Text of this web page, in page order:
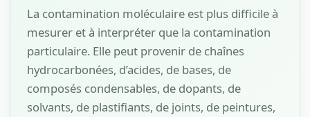
La contamination moléculaire est plus difficile à
mesurer et à interpréter que la contamination
particulaire. Elle peut provenir de chaînes
hydrocarbonées, d’acides, de bases, de
composés condensables, de dopants, de
solvants, de plastifiants, de joints, de peintures,